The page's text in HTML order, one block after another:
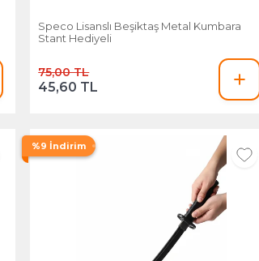
Speco Lisanslı Beşiktaş Metal Kumbara
Stant Hediyeli
75,00 TL
45,60 TL
%9 İndirim